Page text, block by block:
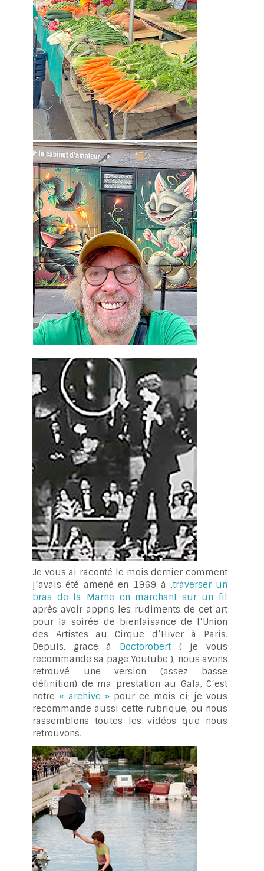
Je vous ai raconté le mois dernier comment
j’avais été amené en 1969 à ,traverser un
bras de la Marne en marchant sur un fil
après avoir appris les rudiments de cet art
pour la soirée de bienfaisance de l’Union
des Artistes au Cirque d’Hiver à Paris.
Depuis, grace à Doctorobert ( je vous
recommande sa page Youtube ), nous avons
retrouvé une version (assez basse
définition) de ma prestation au Gala, C’est
notre « archive » pour ce mois ci; je vous
recommande aussi cette rubrique, ou nous
rassemblons toutes les vidéos que nous
retrouvons.